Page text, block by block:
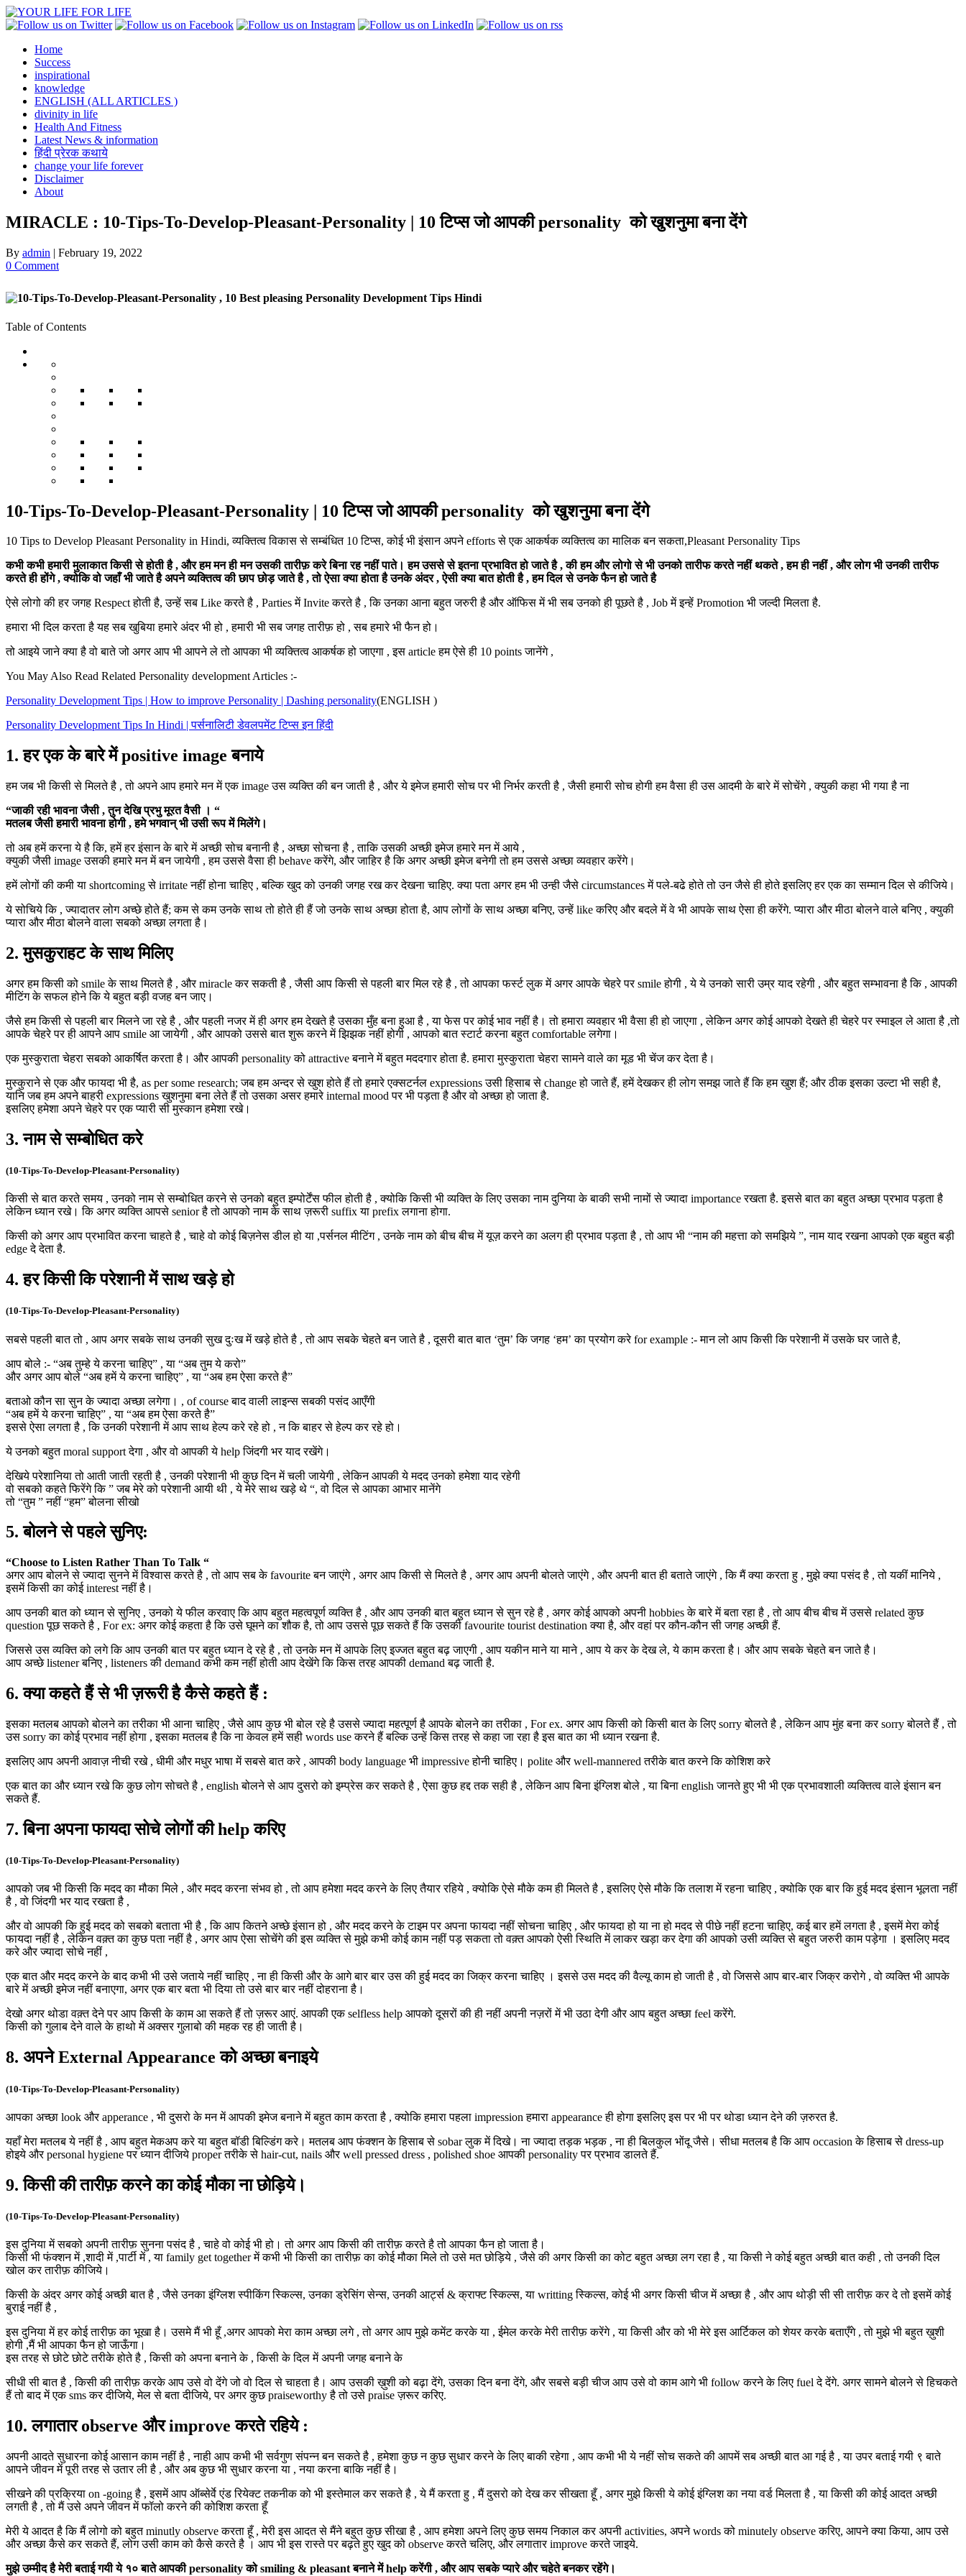
Skip
to
Home
Success
inspirational
knowledge
ENGLISH (ALL ARTICLES )
divinity in life
Health And Fitness
Latest News & information
हिंदी प्रेरक कथाये
change your life forever
Disclaimer
About
MIRACLE : 10-Tips-To-Develop-Pleasant-Personality | 10 टिप्स जो आपकी personality को खुशनुमा बना देंगे
By admin | February 19, 2022
0 Comment
Table of Contents
10-Tips-To-Develop-Pleasant-Personality | 10 टिप्स जो आपकी personality को खुशनुमा बना देंगे
10 Tips to Develop Pleasant Personality in Hindi, व्यक्तित्व विकास से सम्बंधित 10 टिप्स, कोई भी इंसान अपने efforts से एक आकर्षक व्यक्तित्व का मालिक बन सकता,Pleasant Personality Tips
कभी कभी हमारी मुलाकात किसी से होती है , और हम मन ही मन उसकी तारीफ़ करे बिना रह नहीं पाते। हम उससे से इतना प्रभावित हो जाते है , की हम और लोगो से भी उनको तारीफ करते नहीं थकते , हम ही नहीं , और लोग भी उनकी तारीफ
करते ही होंगे , क्योकि वो जहाँ भी जाते है अपने व्यक्तित्व की छाप छोड़ जाते है , तो ऐसा क्या होता है उनके अंदर , ऐसी क्या बात होती है , हम दिल से उनके फैन हो जाते है
ऐसे लोगो की हर जगह Respect होती है, उन्हें सब Like करते है , Parties में Invite करते है , कि उनका आना बहुत जरुरी है और ऑफिस में भी सब उनको ही पूछते है , Job में इन्हें Promotion भी जल्दी मिलता है.
हमारा भी दिल करता है यह सब खुबिया हमारे अंदर भी हो , हमारी भी सब जगह तारीफ़ हो , सब हमारे भी फैन हो।
तो आइये जाने क्या है वो बाते जो अगर आप भी आपने ले तो आपका भी व्यक्तित्व आकर्षक हो जाएगा , इस article हम ऐसे ही 10 points जानेंगे ,
You May Also Read Related Personality development Articles :-
Personality Development Tips | How to improve Personality | Dashing personality(ENGLISH )
Personality Development Tips In Hindi | पर्सनालिटी डेवलपमेंट टिप्स इन हिंदी
1. हर एक के बारे में positive image बनाये
हम जब भी किसी से मिलते है , तो अपने आप हमारे मन में एक image उस व्यक्ति की बन जाती है , और ये इमेज हमारी सोच पर भी निर्भर करती है , जैसी हमारी सोच होगी हम वैसा ही उस आदमी के बारे में सोचेंगे , क्युकी कहा भी गया है ना
“जाकी रही भावना जैसी , तुन देखि प्रभु मूरत वैसी । “
मतलब जैसी हमारी भावना होगी , हमे भगवान् भी उसी रूप में मिलेंगे।
तो अब हमें करना ये है कि, हमें हर इंसान के बारे में अच्छी सोच बनानी है , अच्छा सोचना है , ताकि उसकी अच्छी इमेज हमारे मन में आये ,
क्युकी जैसी image उसकी हमारे मन में बन जायेगी , हम उससे वैसा ही behave करेंगे, और जाहिर है कि अगर अच्छी इमेज बनेगी तो हम उससे अच्छा व्यवहार करेंगे।
हमें लोगों की कमी या shortcoming से irritate नहीं होना चाहिए , बल्कि खुद को उनकी जगह रख कर देखना चाहिए. क्या पता अगर हम भी उन्ही जैसे circumstances में पले-बढे होते तो उन जैसे ही होते इसलिए हर एक का सम्मान दिल से कीजिये।
ये सोचिये कि , ज्यादातर लोग अच्छे होते हैं; कम से कम उनके साथ तो होते ही हैं जो उनके साथ अच्छा होता है, आप लोगों के साथ अच्छा बनिए, उन्हें like करिए और बदले में वे भी आपके साथ ऐसा ही करेंगे. प्यारा और मीठा बोलने वाले बनिए , क्युकी
प्यारा और मीठा बोलने वाला सबको अच्छा लगता है।
2. मुसकुराहट के साथ मिलिए
अगर हम किसी को smile के साथ मिलते है , और miracle कर सकती है , जैसी आप किसी से पहली बार मिल रहे है , तो आपका फर्स्ट लुक में अगर आपके चेहरे पर smile होगी , ये ये उनको सारी उम्र याद रहेगी , और बहुत सम्भावना है कि , आपकी
मीटिंग के सफल होने कि ये बहुत बड़ी वजह बन जाए।
जैसे हम किसी से पहली बार मिलने जा रहे है , और पहली नजर में ही अगर हम देखते है उसका मुँह बना हुआ है , या फेस पर कोई भाव नहीं है। तो हमारा व्यवहार भी वैसा ही हो जाएगा , लेकिन अगर कोई आपको देखते ही चेहरे पर स्माइल ले आता है ,तो
आपके चेहरे पर ही आपने आप smile आ जायेगी , और आपको उससे बात शुरू करने में झिझक नहीं होगी , आपको बात स्टार्ट करना बहुत comfortable लगेगा।
एक मुस्कुराता चेहरा सबको आकर्षित करता है। और आपकी personality को attractive बनाने में बहुत मददगार होता है. हमारा मुस्कुराता चेहरा सामने वाले का मूड भी चेंज कर देता है।
मुस्कुराने से एक और फायदा भी है, as per some research; जब हम अन्दर से खुश होते हैं तो हमारे एक्सटर्नल expressions उसी हिसाब से change हो जाते हैं, हमें देखकर ही लोग समझ जाते हैं कि हम खुश हैं; और ठीक इसका उल्टा भी सही है,
यानि जब हम अपने बाहरी expressions खुशनुमा बना लेते हैं तो उसका असर हमारे internal mood पर भी पड़ता है और वो अच्छा हो जाता है.
इसलिए हमेशा अपने चेहरे पर एक प्यारी सी मुस्कान हमेशा रखे।
3. नाम से सम्बोधित करे
(10-Tips-To-Develop-Pleasant-Personality)
किसी से बात करते समय , उनको नाम से सम्बोधित करने से उनको बहुत इम्पोर्टेंस फील होती है , क्योकि किसी भी व्यक्ति के लिए उसका नाम दुनिया के बाकी सभी नामों से ज्यादा importance रखता है. इससे बात का बहुत अच्छा प्रभाव पड़ता है
लेकिन ध्यान रखे। कि अगर व्यक्ति आपसे senior है तो आपको नाम के साथ ज़रूरी suffix या prefix लगाना होगा.
किसी को अगर आप प्रभावित करना चाहते है , चाहे वो कोई बिज़नेस डील हो या ,पर्सनल मीटिंग , उनके नाम को बीच बीच में यूज़ करने का अलग ही प्रभाव पड़ता है , तो आप भी “नाम की महत्ता को समझिये ”, नाम याद रखना आपको एक बहुत बड़ी
edge दे देता है.
4. हर किसी कि परेशानी में साथ खड़े हो
(10-Tips-To-Develop-Pleasant-Personality)
सबसे पहली बात तो , आप अगर सबके साथ उनकी सुख दुःख में खड़े होते है , तो आप सबके चेहते बन जाते है , दूसरी बात बात ‘तुम’ कि जगह ‘हम’ का प्रयोग करे for example :- मान लो आप किसी कि परेशानी में उसके घर जाते है,
आप बोले :- “अब तुम्हे ये करना चाहिए” , या “अब तुम ये करो”
और अगर आप बोले “अब हमें ये करना चाहिए” , या “अब हम ऐसा करते है”
बताओ कौन सा सुन के ज्यादा अच्छा लगेगा। , of course बाद वाली लाइन्स सबकी पसंद आएँगी
“अब हमें ये करना चाहिए” , या “अब हम ऐसा करते है”
इससे ऐसा लगता है , कि उनकी परेशानी में आप साथ हेल्प करे रहे हो , न कि बाहर से हेल्प कर रहे हो।
ये उनको बहुत moral support देगा , और वो आपकी ये help जिंदगी भर याद रखेंगे।
देखिये परेशानिया तो आती जाती रहती है , उनकी परेशानी भी कुछ दिन में चली जायेगी , लेकिन आपकी ये मदद उनको हमेशा याद रहेगी
वो सबको कहते फिरेंगे कि ” जब मेरे को परेशानी आयी थी , ये मेरे साथ खड़े थे “, वो दिल से आपका आभार मानेंगे
तो “तुम ” नहीं “हम” बोलना सीखो
5. बोलने से पहले सुनिए:
“Choose to Listen Rather Than To Talk “
अगर आप बोलने से ज्यादा सुनने में विश्वास करते है , तो आप सब के favourite बन जाएंगे , अगर आप किसी से मिलते है , अगर आप अपनी बोलते जाएंगे , और अपनी बात ही बताते जाएंगे , कि मैं क्या करता हु , मुझे क्या पसंद है , तो यकीं मानिये ,
इसमें किसी का कोई interest नहीं है।
आप उनकी बात को ध्यान से सुनिए , उनको ये फील करवाए कि आप बहुत महत्वपूर्ण व्यक्ति है , और आप उनकी बात बहुत ध्यान से सुन रहे है , अगर कोई आपको अपनी hobbies के बारे में बता रहा है , तो आप बीच बीच में उससे related कुछ
question पूछ सकते है , For ex: अगर कोई कहता है कि उसे घूमने का शौक है, तो आप उससे पूछ सकते हैं कि उसकी favourite tourist destination क्या है, और वहां पर कौन-कौन सी जगह अच्छी हैं.
जिससे उस व्यक्ति को लगे कि आप उनकी बात पर बहुत ध्यान दे रहे है , तो उनके मन में आपके लिए इज्जत बहुत बढ़ जाएगी , आप यकीन माने या माने , आप ये कर के देख ले, ये काम करता है। और आप सबके चेहते बन जाते है।
आप अच्छे listener बनिए , listeners की demand कभी कम नहीं होती आप देखेंगे कि किस तरह आपकी demand बढ़ जाती है.
6. क्या कहते हैं से भी ज़रूरी है कैसे कहते हैं :
इसका मतलब आपको बोलने का तरीका भी आना चाहिए , जैसे आप कुछ भी बोल रहे है उससे ज्यादा महत्पूर्ण है आपके बोलने का तरीका , For ex. अगर आप किसी को किसी बात के लिए sorry बोलते है , लेकिन आप मुंह बना कर sorry बोलते हैं , तो
उस sorry का कोई प्रभाव नहीं होगा , इसका मतलब है कि ना केवल हमें सही words use करने हैं बल्कि उन्हें किस तरह से कहा जा रहा है इस बात का भी ध्यान रखना है.
इसलिए आप अपनी आवाज़ नीची रखे , धीमी और मधुर भाषा में सबसे बात करे , आपकी body language भी impressive होनी चाहिए। polite और well-mannered तरीके बात करने कि कोशिश करे
एक बात का और ध्यान रखे कि कुछ लोग सोचते है , english बोलने से आप दुसरो को इम्प्रेस कर सकते है , ऐसा कुछ हद्द तक सही है , लेकिन आप बिना इंग्लिश बोले , या बिना english जानते हुए भी भी एक प्रभावशाली व्यक्तित्व वाले इंसान बन
सकते हैं.
7. बिना अपना फायदा सोचे लोगों की help करिए
(10-Tips-To-Develop-Pleasant-Personality)
आपको जब भी किसी कि मदद का मौका मिले , और मदद करना संभव हो , तो आप हमेशा मदद करने के लिए तैयार रहिये , क्योकि ऐसे मौके कम ही मिलते है , इसलिए ऐसे मौके कि तलाश में रहना चाहिए , क्योकि एक बार कि हुई मदद इंसान भूलता नहीं
है , वो जिंदगी भर याद रखता है ,
और वो आपकी कि हुई मदद को सबको बताता भी है , कि आप कितने अच्छे इंसान हो , और मदद करने के टाइम पर अपना फायदा नहीं सोचना चाहिए , और फायदा हो या ना हो मदद से पीछे नहीं हटना चाहिए, कई बार हमें लगता है , इसमें मेरा कोई
फायदा नहीं है , लेकिन वक़्त का कुछ पता नहीं है , अगर आप ऐसा सोचेंगे की इस व्यक्ति से मुझे कभी कोई काम नहीं पड़ सकता तो वक़्त आपको ऐसी स्थिति में लाकर खड़ा कर देगा की आपको उसी व्यक्ति से बहुत जरुरी काम पड़ेगा । इसलिए मदद
करे और ज्यादा सोचे नहीं ,
एक बात और मदद करने के बाद कभी भी उसे जताये नहीं चाहिए , ना ही किसी और के आगे बार बार उस की हुई मदद का जिक्र करना चाहिए । इससे उस मदद की वैल्यू काम हो जाती है , वो जिससे आप बार-बार जिक्र करोगे , वो व्यक्ति भी आपके
बारे में अच्छी इमेज नहीं बनाएगा, अगर एक बार बता भी दिया तो उसे बार बार नहीं दोहराना है।
देखो अगर थोडा वक़्त देने पर आप किसी के काम आ सकते हैं तो ज़रूर आएं. आपकी एक selfless help आपको दूसरों की ही नहीं अपनी नज़रों में भी उठा देगी और आप बहुत अच्छा feel करेंगे.
किसी को गुलाब देने वाले के हाथो में अक्सर गुलाबो की महक रह ही जाती है।
8. अपने External Appearance को अच्छा बनाइये
(10-Tips-To-Develop-Pleasant-Personality)
आपका अच्छा look और apperance , भी दुसरो के मन में आपकी इमेज बनाने में बहुत काम करता है , क्योकि हमारा पहला impression हमारा appearance ही होगा इसलिए इस पर भी पर थोडा ध्यान देने की ज़रुरत है.
यहाँ मेरा मतलब ये नहीं है , आप बहुत मेकअप करे या बहुत बॉडी बिल्डिंग करे। मतलब आप फंक्शन के हिसाब से sobar लुक में दिखे। ना ज्यादा तड़क भड़क , ना ही बिलकुल भोंदू जैसे। सीधा मतलब है कि आप occasion के हिसाब से dress-up
होइये और personal hygiene पर ध्यान दीजिये proper तरीके से hair-cut, nails और well pressed dress , polished shoe आपकी personality पर प्रभाव डालते हैं.
9. किसी की तारीफ़ करने का कोई मौका ना छोड़िये।
(10-Tips-To-Develop-Pleasant-Personality)
इस दुनिया में सबको अपनी तारीफ़ सुनना पसंद है , चाहे वो कोई भी हो। तो अगर आप किसी की तारीफ़ करते है तो आपका फैन हो जाता है।
किसी भी फंक्शन में ,शादी में ,पार्टी में , या family get together में कभी भी किसी का तारीफ़ का कोई मौका मिले तो उसे मत छोड़िये , जैसे की अगर किसी का कोट बहुत अच्छा लग रहा है , या किसी ने कोई बहुत अच्छी बात कही , तो उनकी दिल
खोल कर तारीफ़ कीजिये।
किसी के अंदर अगर कोई अच्छी बात है , जैसे उनका इंग्लिश स्पीकिंग स्किल्स, उनका ड्रेसिंग सेन्स, उनकी आर्ट्स & क्राफ्ट स्किल्स, या writting स्किल्स, कोई भी अगर किसी चीज में अच्छा है , और आप थोड़ी सी सी तारीफ़ कर दे तो इसमें कोई
बुराई नहीं है ,
इस दुनिया में हर कोई तारीफ़ का भूखा है। उसमे मैं भी हूँ ,अगर आपको मेरा काम अच्छा लगे , तो अगर आप मुझे कमेंट करके या , ईमेल करके मेरी तारीफ़ करेंगे , या किसी और को भी मेरे इस आर्टिकल को शेयर करके बताएँगे , तो मुझे भी बहुत ख़ुशी
होगी ,मैं भी आपका फैन हो जाऊँगा।
इस तरह से छोटे छोटे तरीके होते है , किसी को अपना बनाने के , किसी के दिल में अपनी जगह बनाने के
सीधी सी बात है , किसी की तारीफ़ करके आप उसे वो देंगे जो वो दिल से चाहता है। आप उसकी ख़ुशी को बढ़ा देंगे, उसका दिन बना देंगे, और सबसे बड़ी चीज आप उसे वो काम आगे भी follow करने के लिए fuel दे देंगे. अगर सामने बोलने से हिचकते
हैं तो बाद में एक sms कर दीजिये, मेल से बता दीजिये, पर अगर कुछ praiseworthy है तो उसे praise ज़रूर करिए.
10. लगातार observe और improve करते रहिये :
अपनी आदते सुधारना कोई आसान काम नहीं है , नाही आप कभी भी सर्वगुण संपन्न बन सकते है , हमेशा कुछ न कुछ सुधार करने के लिए बाकी रहेगा , आप कभी भी ये नहीं सोच सकते की आपमें सब अच्छी बात आ गई है , या उपर बताई गयी ९ बाते
आपने जीवन में पूरी तरह से उतार ली है , और अब कुछ भी सुधार करना या , नया करना बाकि नहीं है।
सीखने की प्रक्रिया on -going है , इसमें आप ऑब्सेर्वे एंड रियेक्ट तकनीक को भी इस्तेमाल कर सकते है , ये मैं करता हु , मैं दुसरो को देख कर सीखता हूँ , अगर मुझे किसी ये कोई इंग्लिश का नया वर्ड मिलता है , या किसी की कोई आदत अच्छी
लगती है , तो मैं उसे अपने जीवन में फॉलो करने की कोशिश करता हूँ
मेरी ये आदत है कि मैं लोगो को बहुत minutly observe करता हूँ , मेरी इस आदत से मैंने बहुत कुछ सीखा है , आप हमेशा अपने लिए कुछ समय निकाल कर अपनी activities, अपने words को minutely observe करिए, आपने क्या किया, आप उसे
और अच्छा कैसे कर सकते हैं, लोग उसी काम को कैसे करते है । आप भी इस रास्ते पर बढ़ते हुए खुद को observe करते चलिए, और लगातार improve करते जाइये.
मुझे उम्मीद है मेरी बताई गयी ये १० बाते आपकी personality को smiling & pleasant बनाने में help करेंगी , और आप सबके प्यारे और चहेते बनकर रहेंगे।